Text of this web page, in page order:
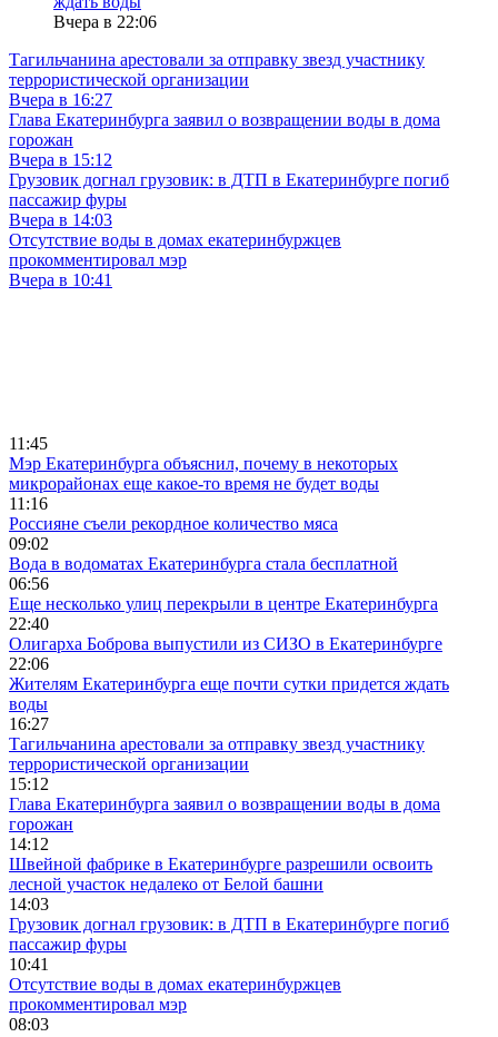
Вчера в 22:06
Тагильчанина арестовали за отправку звезд участнику
террористической организации
Вчера в 16:27
Глава Екатеринбурга заявил о возвращении воды в дома
горожан
Вчера в 15:12
Грузовик догнал грузовик: в ДТП в Екатеринбурге погиб
пассажир фуры
Вчера в 14:03
Отсутствие воды в домах екатеринбуржцев
прокомментировал мэр
Вчера в 10:41
11:45
Мэр Екатеринбурга объяснил, почему в некоторых
микрорайонах еще какое-то время не будет воды
11:16
Россияне съели рекордное количество мяса
09:02
Вода в водоматах Екатеринбурга стала бесплатной
06:56
Еще несколько улиц перекрыли в центре Екатеринбурга
22:40
Олигарха Боброва выпустили из СИЗО в Екатеринбурге
22:06
Жителям Екатеринбурга еще почти сутки придется ждать
воды
16:27
Тагильчанина арестовали за отправку звезд участнику
террористической организации
15:12
Глава Екатеринбурга заявил о возвращении воды в дома
горожан
14:12
Швейной фабрике в Екатеринбурге разрешили освоить
лесной участок недалеко от Белой башни
14:03
Грузовик догнал грузовик: в ДТП в Екатеринбурге погиб
пассажир фуры
10:41
Отсутствие воды в домах екатеринбуржцев
прокомментировал мэр
08:03